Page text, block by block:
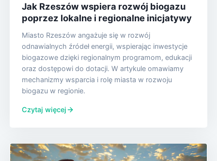
Jak Rzeszów wspiera rozwój biogazu
poprzez lokalne i regionalne inicjatywy
Miasto Rzeszów angażuje się w rozwój
odnawialnych źródeł energii, wspierając inwestycje
biogazowe dzięki regionalnym programom, edukacji
oraz dostępowi do dotacji. W artykule omawiamy
mechanizmy wsparcia i rolę miasta w rozwoju
biogazu w regionie.
Czytaj więcej